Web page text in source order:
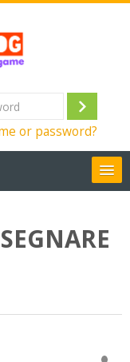
Log
or password?